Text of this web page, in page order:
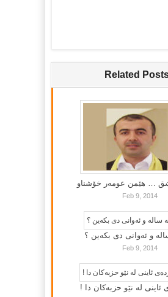
Related
… هێمن عومه‌ر خۆشناو
Feb 9, 2014
و ئەوانی دی بكەین ؟
Feb 9, 2014
ئاینی لە نێو حزبەکان دا !